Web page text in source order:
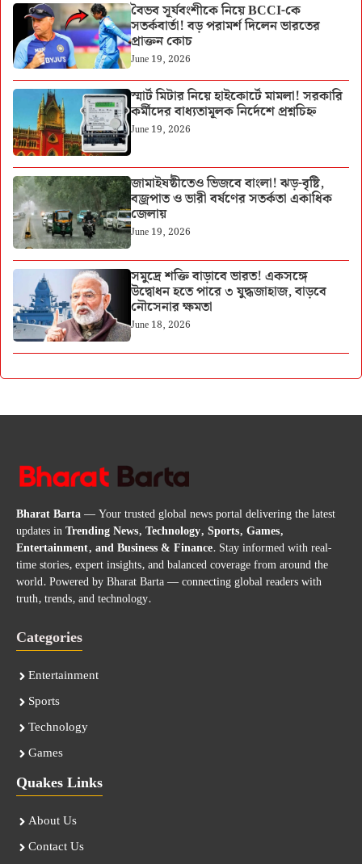
বৈভব সূর্যবংশীকে নিয়ে BCCI-কে
সতর্কবার্তা! বড় পরামর্শ দিলেন ভারতের
প্রাক্তন কোচ
June 19, 2026
স্মার্ট মিটার নিয়ে হাইকোর্টে মামলা! সরকারি
কর্মীদের বাধ্যতামূলক নির্দেশে প্রশ্নচিহ্ন
June 19, 2026
জামাইষষ্ঠীতেও ভিজবে বাংলা! ঝড়-বৃষ্টি,
বজ্রপাত ও ভারী বর্ষণের সতর্কতা একাধিক
জেলায়
June 19, 2026
সমুদ্রে শক্তি বাড়াবে ভারত! একসঙ্গে
উদ্বোধন হতে পারে ৩ যুদ্ধজাহাজ, বাড়বে
নৌসেনার ক্ষমতা
June 18, 2026
Bharat Barta— Your trusted global news portal delivering the latest
updates inTrending News, Technology, Sports, Games,
Entertainment, and Business & Finance. Stay informed with real-
time stories, expert insights, and balanced coverage from around the
world. Powered by Bharat Barta — connecting global readers with
truth, trends, and technology.
Categories
Entertainment
Sports
Technology
Games
Quakes Links
About Us
Contact Us